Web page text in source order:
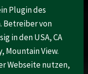
Plugin des
Betreiber von
in den USA, CA
Mountain View.
Webseite nutzen,